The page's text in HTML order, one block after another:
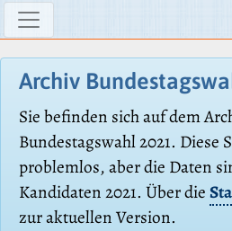
Archiv
Sie befinden sich auf dem
Bundestagswahl 2021.
problemlos, aber die Daten
Kandidaten 2021. Über die
zur aktuellen Version.